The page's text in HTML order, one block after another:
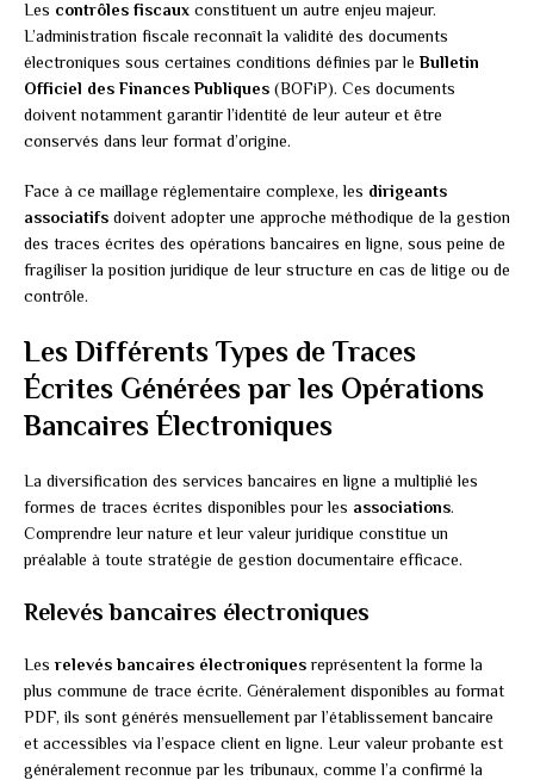
Les contrôles fiscaux constituent un autre enjeu majeur.
L’administration fiscale reconnaît la validité des documents
électroniques sous certaines conditions définies par leBulletin
Officiel des Finances Publiques (BOFiP). Ces documents
doivent notamment garantir l’identité de leur auteur et être
conservés dans leur format d’origine.
Face à ce maillage réglementaire complexe, les dirigeants
associatifs doivent adopter une approche méthodique de la gestion
des traces écrites des opérations bancaires en ligne, sous peine de
fragiliser la position juridique de leur structure en cas de litige ou de
contrôle.
Les Différents Types de Traces
Écrites Générées par les Opérations
Bancaires Électroniques
La diversification des services bancaires en ligne a multiplié les
formes de traces écrites disponibles pour les associations.
Comprendre leur nature et leur valeur juridique constitue un
préalable à toute stratégie de gestion documentaire efficace.
Relevés bancaires électroniques
Les relevés bancaires électroniquesreprésentent la forme la
plus commune de trace écrite. Généralement disponibles au format
PDF, ils sont générés mensuellement par l’établissement bancaire
et accessibles via l’espace client en ligne. Leur valeur probante est
généralement reconnue par les tribunaux, comme l’a confirmé la